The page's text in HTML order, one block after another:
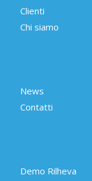
Clienti
Chi siamo
News
Contatti
Demo Rilheva